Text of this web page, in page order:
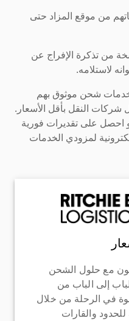
من موقع المزاد حتى
من تذكرة الإفراج عن
لاستلامه.
شحن موثوق بهم
النقل بأقل الأسعار.
على تقديرات فورية
لمزودي الخدمات
مع حلول الشحن
إلى الباب من
في الرحلة من خلال
والقارات